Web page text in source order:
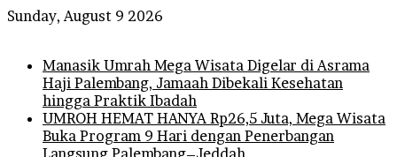
Sunday, August 9 2026
Manasik Umrah Mega Wisata Digelar di Asrama
Haji Palembang, Jamaah Dibekali Kesehatan
hingga Praktik Ibadah
UMROH HEMAT HANYA Rp26,5 Juta, Mega Wisata
Buka Program 9 Hari dengan Penerbangan
Langsung Palembang–Jeddah